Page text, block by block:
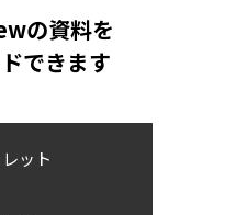
の資料を
できます
ット